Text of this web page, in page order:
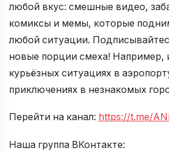
любой вкус: смешные видео,
комиксы и мемы, которые
любой ситуации.
новые порции смеха! Например,
курьёзных ситуациях в
приключениях в незнакомых
Перейти на канал: https://t.me/
Наша группа ВКонтакте: